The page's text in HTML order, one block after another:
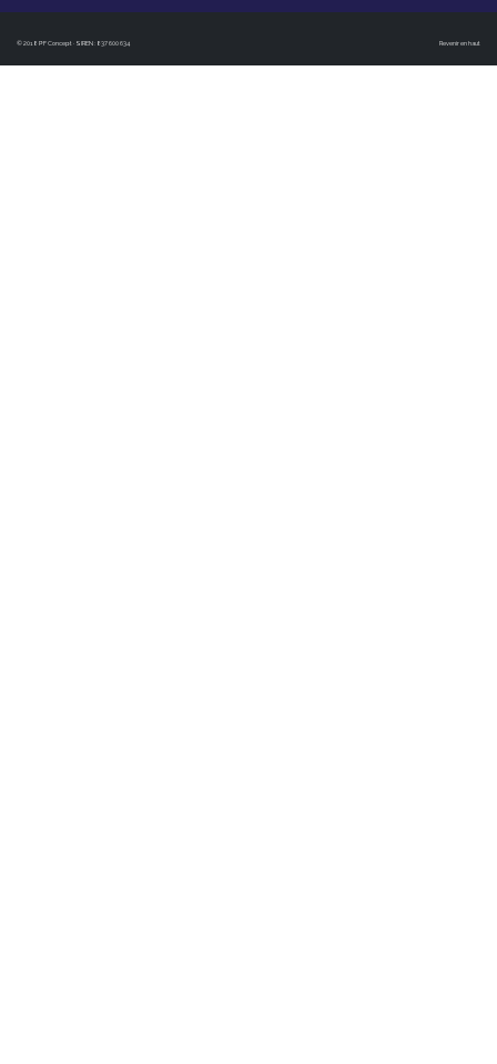
Revenir en haut
© 2018 PF Concept · SIREN : 837 600 634